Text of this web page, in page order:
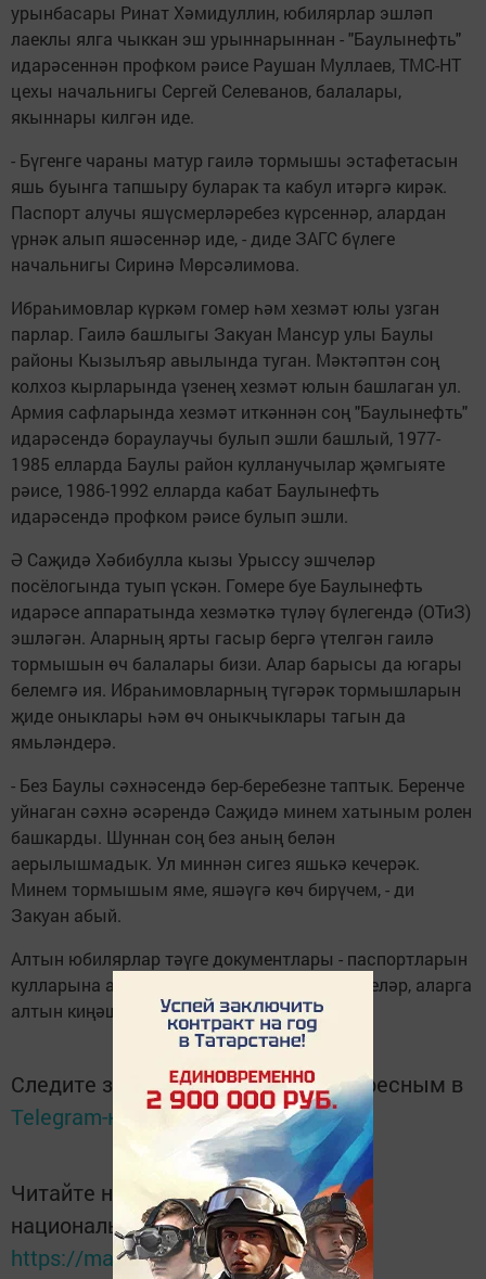
урынбасары Ринат Хәмидуллин, юбилярлар эшләп
лаеклы ялга чыккан эш урыннарыннан - "Баулынефть"
идарәсеннән профком рәисе Раушан Муллаев, ТМС-НТ
цехы начальнигы Сергей Селеванов, балалары,
якыннары килгән иде.
- Бүгенге чараны матур гаилә тормышы эстафетасын
яшь буынга тапшыру буларак та кабул итәргә кирәк.
Паспорт алучы яшүсмерләребез күрсеннәр, алардан
үрнәк алып яшәсеннәр иде, - диде ЗАГС бүлеге
начальнигы Сиринә Мөрсәлимова.
Ибраһимовлар күркәм гомер һәм хезмәт юлы узган
парлар. Гаилә башлыгы Закуан Мансур улы Баулы
районы Кызылъяр авылында туган. Мәктәптән соң
колхоз кырларында үзенең хезмәт юлын башлаган ул.
Армия сафларында хезмәт иткәннән соң "Баулынефть"
идарәсендә бораулаучы булып эшли башлый, 1977-
1985 елларда Баулы район кулланучылар җәмгыяте
рәисе, 1986-1992 елларда кабат Баулынефть
идарәсендә профком рәисе булып эшли.
Ә Саҗидә Хәбибулла кызы Урыссу эшчеләр
посёлогында туып үскән. Гомере буе Баулынефть
идарәсе аппаратында хезмәткә түләү бүлегендә (ОТиЗ)
эшләгән. Аларның ярты гасыр бергә үтелгән гаилә
тормышын өч балалары бизи. Алар барысы да югары
белемгә ия. Ибраһимовларның түгәрәк тормышларын
җиде оныклары һәм өч оныкчыклары тагын да
ямьләндерә.
- Без Баулы сәхнәсендә бер-беребезне таптык. Беренче
уйнаган сәхнә әсәрендә Саҗидә минем хатыным ролен
башкарды. Шуннан соң без аның белән
аерылышмадык. Ул миннән сигез яшькә кечерәк.
Минем тормышым яме, яшәүгә көч бирүчем, - ди
Закуан абый.
Алтын юбилярлар тәүге документлары - паспортларын
кулларына алган яшүсмерләрне тәбрик иттеләр, аларга
алтын киңәшләрен бирделәр.
Следите за самым важным и интересным в
Telegram-канале Татмедиа
Читайте новости Татарстана в
национальном мессенджере MАХ:
https://max.ru/tatmedia